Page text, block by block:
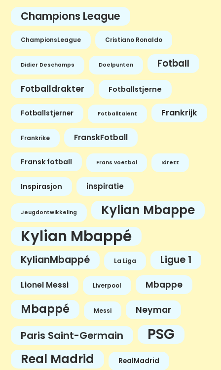
Champions League
ChampionsLeague Cristiano Ronaldo
Didier Deschamps Doelpunten Fotball
Fotballdrakter Fotballstjerne
Fotballstjerner Fotballtalent Frankrijk
Frankrike FranskFotball
Fransk fotball Frans voetbal Idrett
Inspirasjon inspiratie
Jeugdontwikkeling Kylian Mbappe
Kylian Mbappé
KylianMbappé La Liga Ligue 1
Lionel Messi Liverpool Mbappe
Mbappé Messi Neymar
Paris Saint-Germain PSG
Real Madrid RealMadrid